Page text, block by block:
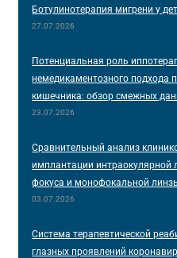
Ботулинотерапия мигрени у
27.07.2026
Потенциальная роль
немедикаментозного подхода
кишечника: обзор смежных
23.07.2026
Сравнительный анализ
имплантации интраокулярной
фокуса и монофокальной
03.07.2026
Система терапевтической
глазных проявлений